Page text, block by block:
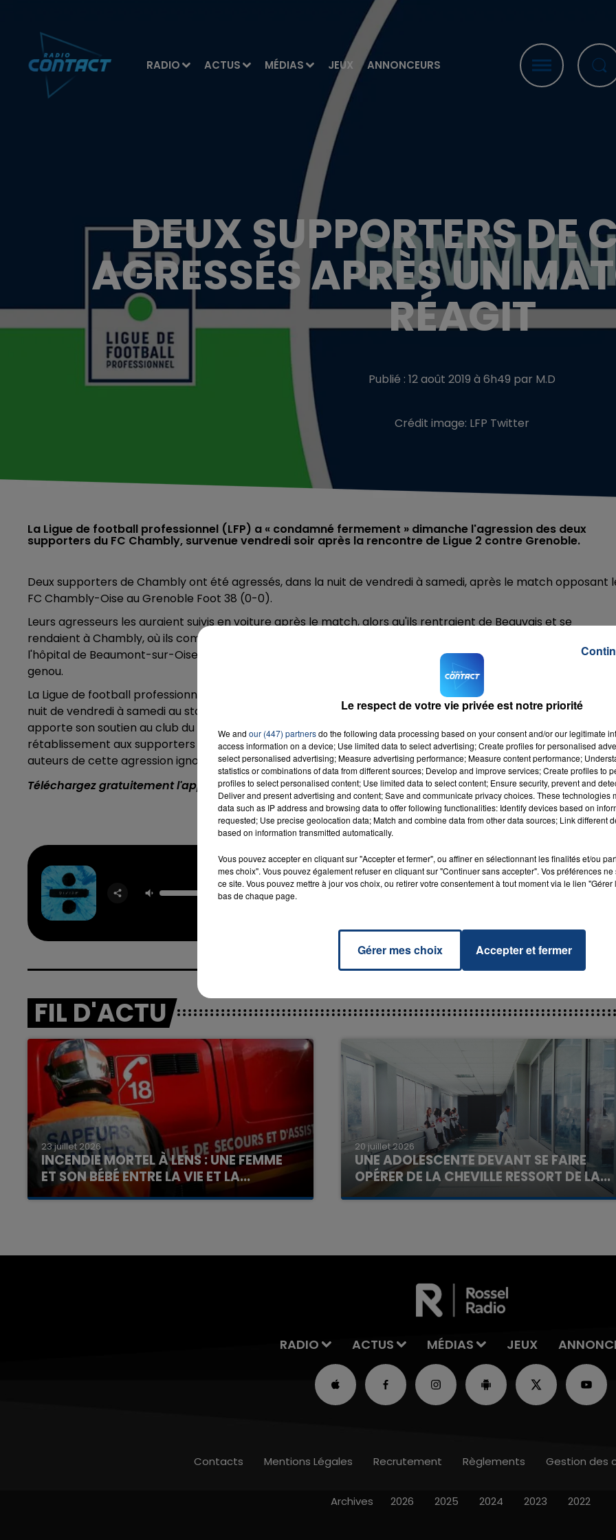
RADIO ACTUS MÉDIAS JEUX ANNONCEURS
DEUX SUPPORTERS DE
AGRESSÉS APRÈS UN
RÉAGIT
Publié : 12 août 2019 à 6h49 par M.D
Crédit image: LFP Twitter
La Ligue de football professionnel (LFP) a « condamné fermement » dimanche l'agression des deux
supporters du FC Chambly, survenue vendredi soir après la rencontre de Ligue 2 contre Grenoble.
Deux supporters de Chambly ont été agressés, dans la nuit de vendredi à samedi, après le match opposant
FC Chambly-Oise au Grenoble Foot 38 (0-0).
Leurs agresseurs les auraient suivis en voiture après le match, alors qu'ils rentraient de Beauvais et se
rendaient à Chambly, où ils comptaient déposer du matériel. L'un des deux supporters a été transporté à
l'hôpital de Beaumont-sur-Oise, victime d'une fracture du plancher orbital d'un oeil et de contusions à un
genou.
La Ligue de football professionnel (LFP) a réagit :" la LFP condamne fermement l'agression survenue dans la
nuit de vendredi à samedi au stade des Marais à l'encontre de deux supporters du FC Chambly. La ligue
apporte son soutien au club du FC Chambly et aux supporters blessés. La LFP souhaite un prompt
rétablissement aux supporters blessés, et espère que l’enquête permettra de retrouver et condamner les
auteurs de cette agression ignoble", écrit la Ligue.
Téléchargez gratuitement l'application Contact FM sur
et
Shape Of You
ED SHEERAN
RADIO CONTACT
FIL D'ACTU
23 juillet 2026
INCENDIE MORTEL À LENS : UNE FEMME
ET SON BÉBÉ ENTRE LA VIE ET LA...
Un homme s'est immolé par le feu après avoir
20 juillet 2026
UNE ADOLESCENTE DEVANT SE FAIRE
OPÉRER DE LA CHEVILLE RESSORT DE LA...
La famille a porté plainte contre la clinique qui a
7h00 - 11h00
La Team de l'été
RADIO ACTUS MÉDIAS JEUX
Contacts Mentions Légales Recrutement Règlements Gestion des
Archives 2026 2025 2024 2023 2022
Le respect de votre vie privée est notre priorité
We and our (447) partnersdo the following data processing based on your consent and/or our legitimate
access information on a device; Use limited data to select advertising; Create profiles for personalised
select personalised advertising; Measure advertising performance; Measure content performance;
statistics or combinations of data from different sources; Develop and improve services; Create profiles to
profiles to select personalised content; Use limited data to select content; Ensure security, prevent and
Deliver and present advertising and content; Save and communicate privacy choices. These technologies
data such as IP address and browsing data to offer following functionalities: Identify devices based on
requested; Use precise geolocation data; Match and combine data from other data sources; Link different
based on information transmitted automatically.
Vous pouvez accepter en cliquant sur "Accepter et fermer", ou affiner en sélectionnant les finalités et/ou
mes choix". Vous pouvez également refuser en cliquant sur "Continuer sans accepter". Vos préférences
ce site. Vous pouvez mettre à jour vos choix, ou retirer votre consentement à tout moment via le lien
bas de chaque page.
Gérer mes choix Accepter et fermer